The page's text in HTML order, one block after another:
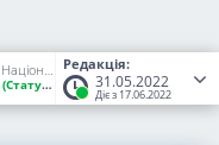
Редакція:
31.05.2022
Діє з 17.06.2022
Про внесення змін до наказу Національного агентства України з питань державної служби від 13 квітня 2021 року N 66-21
(Статус: Чинний)